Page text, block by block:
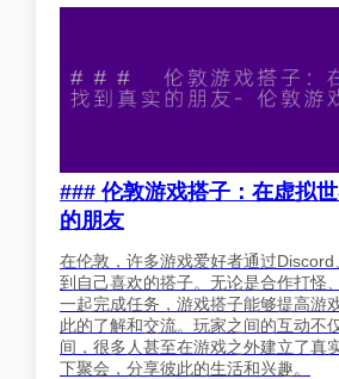
### 伦敦游戏搭子：在虚拟
的朋友
在伦敦，许多游戏爱好者通过
到自己喜欢的搭子。无论是合作打怪
一起完成任务，游戏搭子能够提高游
此的了解和交流。玩家之间的互动不
间，很多人甚至在游戏之外建立了真
下聚会，分享彼此的生活和兴趣。